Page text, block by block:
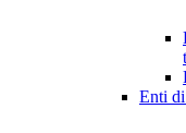
Enti